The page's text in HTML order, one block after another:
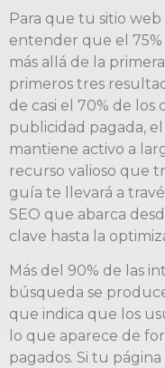
Para que tu sitio web
entender que el
más allá de la
primeros tres
de casi el 70% de los
publicidad pagada,
mantiene activo a
recurso valioso que
guía te llevará a
SEO que abarca
clave hasta la
Más del 90% de las
búsqueda se
que indica que los
lo que aparece de
pagados. Si tu